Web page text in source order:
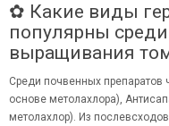
✿ Какие виды
популярны
выращивания
Среди почвенных препаратов
основе метолахлора),
метолахлор). Из